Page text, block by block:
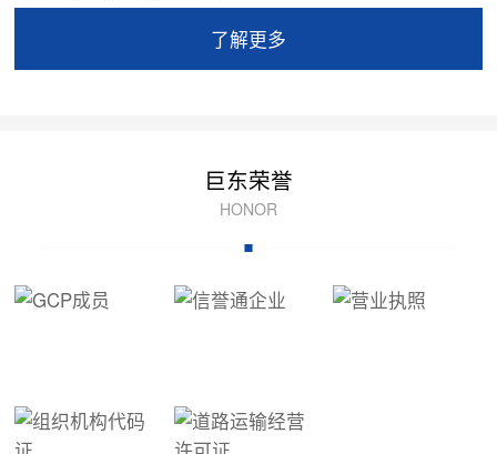
了解更多
巨东荣誉
HONOR